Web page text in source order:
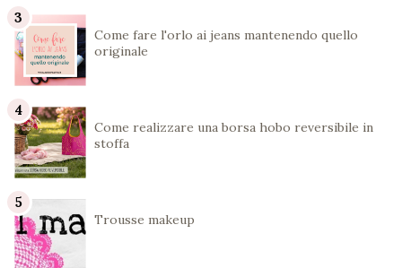
Come fare l'orlo ai jeans mantenendo quello
originale
Come realizzare una borsa hobo reversibile in
stoffa
Trousse makeup